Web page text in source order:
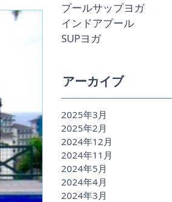
プールサップヨガ
インドアプール
SUPヨガ
アーカイブ
2025年3月
2025年2月
2024年12月
2024年11月
2024年5月
2024年4月
2024年3月